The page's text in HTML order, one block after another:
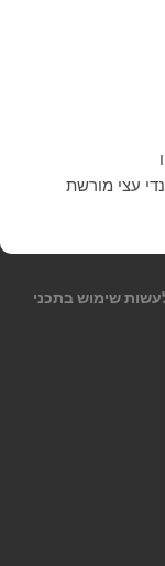
עצי מורשת
שימוש בתכני